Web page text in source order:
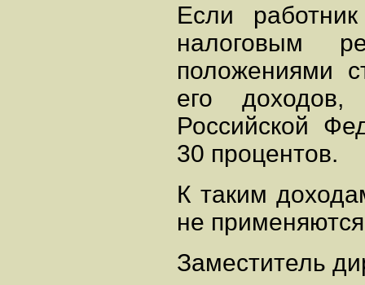
Если
налоговым
положениями
его
Российской
30 процентов.
К таким
не
Заместитель